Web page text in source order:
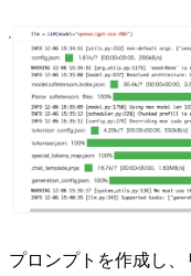
プロンプトを作成し、